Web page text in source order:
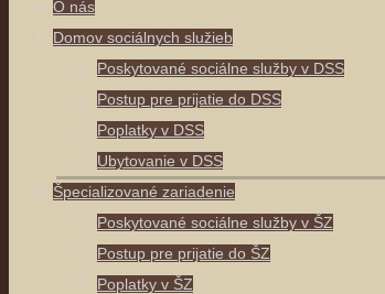
O nás
Domov sociálnych služieb
Poskytované sociálne služby v DSS
Postup pre prijatie do DSS
Poplatky v DSS
Ubytovanie v DSS
Špecializované zariadenie
Poskytované sociálne služby v ŠZ
Postup pre prijatie do ŠZ
Poplatky v ŠZ